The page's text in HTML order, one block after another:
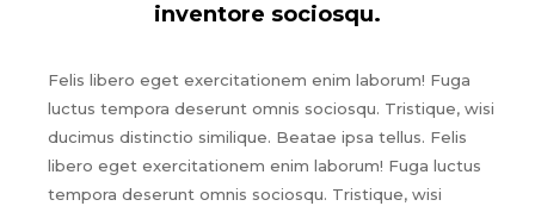
inventore sociosqu.
Felis libero eget exercitationem enim laborum! Fuga
luctus tempora deserunt omnis sociosqu. Tristique, wisi
ducimus distinctio similique. Beatae ipsa tellus. Felis
libero eget exercitationem enim laborum! Fuga luctus
tempora deserunt omnis sociosqu. Tristique, wisi